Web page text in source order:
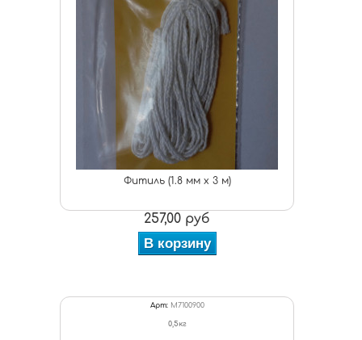
Фитиль (1.8 мм х 3 м)
257,00 руб
В корзину
Арт: M7100900
0,5кг